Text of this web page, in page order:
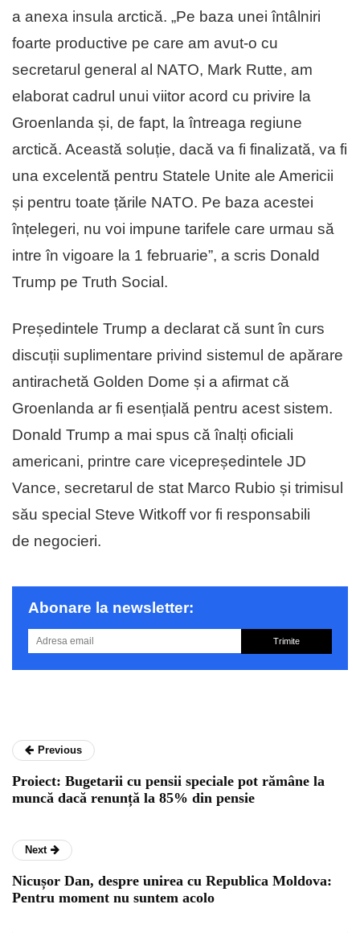
a anexa insula arctică. „Pe baza unei întâlniri
foarte productive pe care am avut-o cu
secretarul general al NATO, Mark Rutte, am
elaborat cadrul unui viitor acord cu privire la
Groenlanda și, de fapt, la întreaga regiune
arctică. Această soluție, dacă va fi finalizată, va fi
una excelentă pentru Statele Unite ale Americii
și pentru toate țările NATO. Pe baza acestei
înțelegeri, nu voi impune tarifele care urmau să
intre în vigoare la 1 februarie”, a scris Donald
Trump pe Truth Social.
Președintele Trump a declarat că sunt în curs
discuții suplimentare privind sistemul de apărare
antirachetă Golden Dome și a afirmat că
Groenlanda ar fi esențială pentru acest sistem.
Donald Trump a mai spus că înalți oficiali
americani, printre care vicepreședintele JD
Vance, secretarul de stat Marco Rubio și trimisul
său special Steve Witkoff vor fi responsabili
de negocieri.
Abonare la newsletter:
Trimite
Previous
Proiect: Bugetarii cu pensii speciale pot rămâne la
muncă dacă renunță la 85% din pensie
Next
Nicușor Dan, despre unirea cu Republica Moldova:
Pentru moment nu suntem acolo